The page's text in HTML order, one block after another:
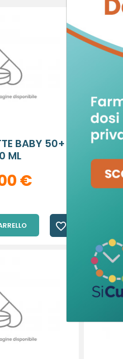
BABY 50+
ML
€
favorite_border
LFP